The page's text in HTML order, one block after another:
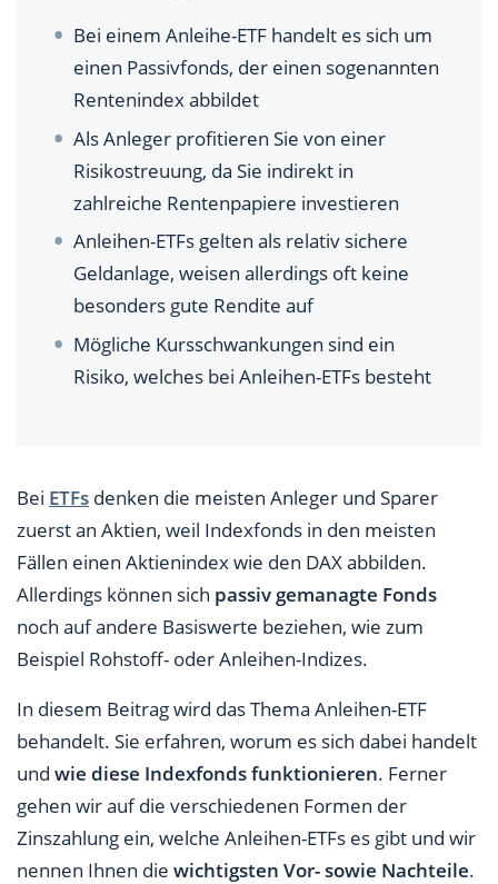
Worin unterscheiden sich Anleihen-ETFs von
Rentenfonds?
Welche Vorteile und Nachteile haben Anleihen-ETFs?
Bei einem Anleihe-ETF handelt es sich um
einen Passivfonds, der einen sogenannten
Rentenindex abbildet
Als Anleger profitieren Sie von einer
Risikostreuung, da Sie indirekt in
zahlreiche Rentenpapiere investieren
Anleihen-ETFs gelten als relativ sichere
Geldanlage, weisen allerdings oft keine
besonders gute Rendite auf
Mögliche Kursschwankungen sind ein
Risiko, welches bei Anleihen-ETFs besteht
Bei ETFs denken die meisten Anleger und Sparer
zuerst an Aktien, weil Indexfonds in den meisten
Fällen einen Aktienindex wie den DAX abbilden.
Allerdings können sich passiv gemanagte Fonds
noch auf andere Basiswerte beziehen, wie zum
Beispiel Rohstoff- oder Anleihen-Indizes.
In diesem Beitrag wird das Thema Anleihen-ETF
behandelt. Sie erfahren, worum es sich dabei handelt
und wie diese Indexfonds funktionieren. Ferner
gehen wir auf die verschiedenen Formen der
Zinszahlung ein, welche Anleihen-ETFs es gibt und wir
nennen Ihnen die wichtigsten Vor- sowie Nachteile.